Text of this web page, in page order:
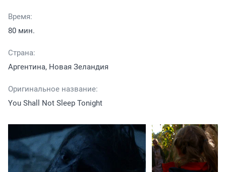
Время:
80 мин.
Страна:
Аргентина, Новая Зеландия
Оригинальное название:
You Shall Not Sleep Tonight